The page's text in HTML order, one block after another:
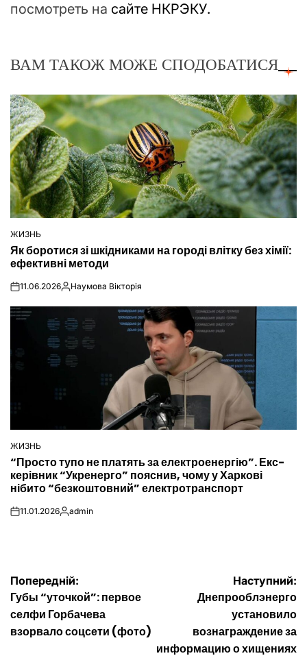
посмотреть на сайте НКРЭКУ.
ВАМ ТАКОЖ МОЖЕ СПОДОБАТИСЯ
ОПУБЛІКУВАТИ
У
ЖИЗНЬ
Як боротися зі шкідниками на городі влітку без хімії:
ефективні методи
on11.06.2026Опубліковано
Наумова Вікторія
ОПУБЛІКУВАТИ
У
ЖИЗНЬ
“Просто тупо не платять за електроенергію”. Екс-
керівник “Укренерго” пояснив, чому у Харкові
нібито “безкоштовний” електротранспорт
on11.01.2026Опубліковано
admin
Навігація
записів
Попередній:
Губы “уточкой”: первое
селфи Горбачева
взорвало соцсети (фото)
Наступний:
Днепрооблэнерго
установило
вознаграждение за
информацию о хищениях